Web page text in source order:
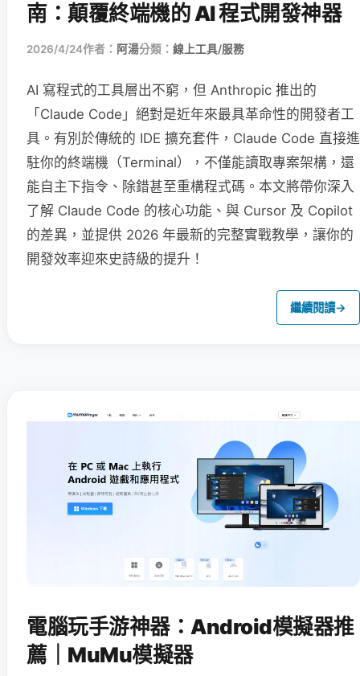
南：顛覆終端機的 AI 程式開發神器
2026/4/24作者： 阿湯分類： 線上工具/服務
AI 寫程式的工具層出不窮，但 Anthropic 推出的
「Claude Code」絕對是近年來最具革命性的開發者工
具。有別於傳統的 IDE 擴充套件，Claude Code 直接進
駐你的終端機（Terminal），不僅能讀取專案架構，還
能自主下指令、除錯甚至重構程式碼。本文將帶你深入
了解 Claude Code 的核心功能、與 Cursor 及 Copilot
的差異，並提供 2026 年最新的完整實戰教學，讓你的
開發效率迎來史詩級的提升！
繼續閱讀→
電腦玩手游神器：Android模擬器推
薦｜MuMu模擬器